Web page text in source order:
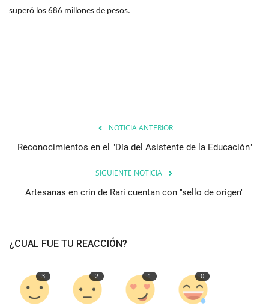
superó los 686 millones de pesos.
NOTICIA ANTERIOR
Reconocimientos en el "Día del Asistente de la Educación"
SIGUIENTE NOTICIA
Artesanas en crin de Rari cuentan con "sello de origen"
¿CUAL FUE TU REACCIÓN?
3 2 1 0